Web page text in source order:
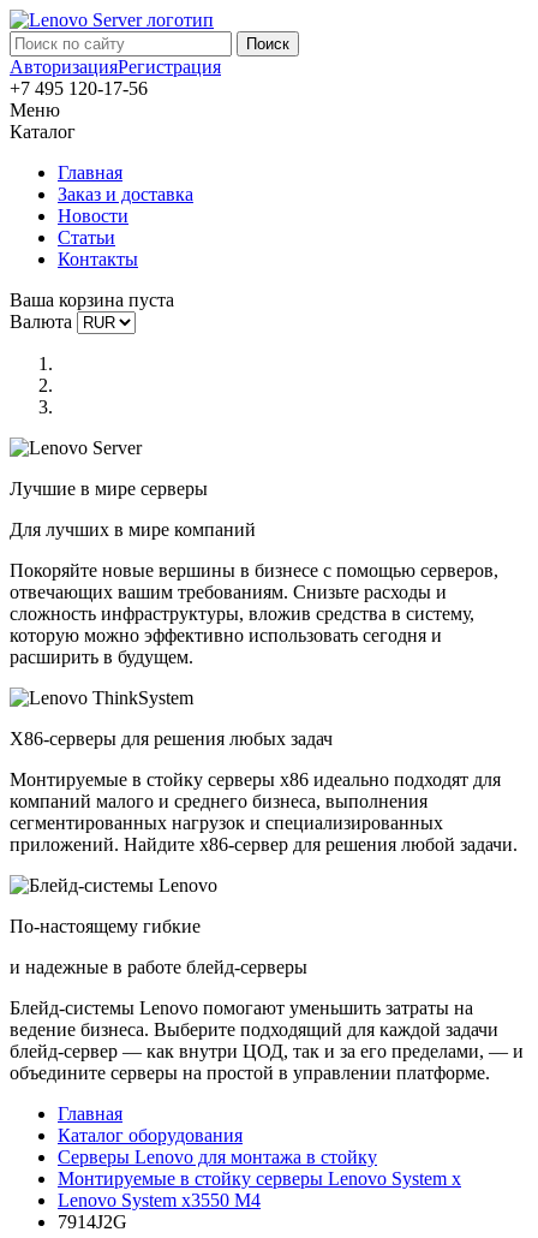
АвторизацияРегистрация
+7 495 120-17-56
Меню
Каталог
Главная
Заказ и доставка
Новости
Статьи
Контакты
Ваша корзина пуста
Валюта
Лучшие в мире серверы
Для лучших в мире компаний
Покоряйте новые вершины в бизнесе с помощью серверов,
отвечающих вашим требованиям. Снизьте расходы и
сложность инфраструктуры, вложив средства в систему,
которую можно эффективно использовать сегодня и
расширить в будущем.
X86-серверы для решения любых задач
Монтируемые в стойку серверы x86 идеально подходят для
компаний малого и среднего бизнеса, выполнения
сегментированных нагрузок и специализированных
приложений. Найдите x86-сервер для решения любой задачи.
По-настоящему гибкие
и надежные в работе блейд-серверы
Блейд-системы Lenovo помогают уменьшить затраты на
ведение бизнеса. Выберите подходящий для каждой задачи
блейд-сервер — как внутри ЦОД, так и за его пределами, — и
объедините серверы на простой в управлении платформе.
Главная
Каталог оборудования
Серверы Lenovo для монтажа в стойку
Монтируемые в стойку серверы Lenovo System x
Lenovo System x3550 M4
7914J2G